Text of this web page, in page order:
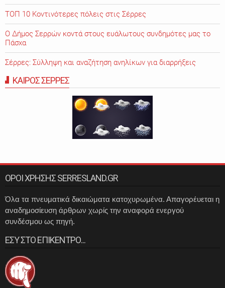
ΤΟΠ 10 Κοντινότερες πόλεις στις Σέρρες
Ο Δήμος Σερρών κοντά στους ευάλωτους συνδημότες μας το
Πάσχα
Σέρρες: Σύλληψη και αναζήτηση ανηλίκων για διαρρήξεις
ΚΑΙΡΟΣ ΣΕΡΡΕΣ
ΟΡΟΙ ΧΡΗΣΗΣ SERRESLAND.GR
Όλα τα πνευματικά δικαιώματα κατοχυρωμένα. Απαγορέυεται η
αναδημοσίευση άρθρων χωρίς την αναφορά ενεργού
συνδέσμου ως πηγή.
ΕΣΥ ΣΤΟ ΕΠΙΚΕΝΤΡΟ...